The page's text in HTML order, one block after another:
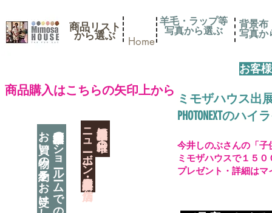
商品リスト
​から選ぶ Home
​商品購入はこちらの矢印上から
神奈川県相模原市に日本唯一の
​ニューボーン撮影用小道具店・３店舗
羊毛・ラップ等
写真から選ぶ
背景布
写真か
お客
ミモザハウス出
PHOTONEXTのハ
神奈川県相模原市のショールームでの
今井しのぶさんの「
ミモザハウスで１５
プレゼント・詳細は